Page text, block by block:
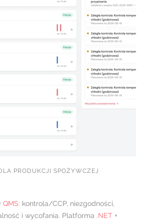
PRODUKCJI SPOŻYWCZEJ
QMS: kontrola/CCP, niezgodności,
i wycofania. Platforma .NET +